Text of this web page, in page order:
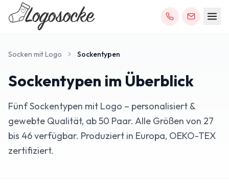
Socken mit Logo Sockentypen
Sockentypen im Überblick
Fünf Sockentypen mit Logo – personalisiert &
gewebte Qualität, ab 50 Paar. Alle Größen von 27
bis 46 verfügbar. Produziert in Europa, OEKO-TEX
zertifiziert.